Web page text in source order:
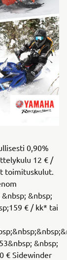
0,90%
12 € /
toimituskulut.
&nbsp;
€ / kk* tai
&nbsp;
€ Sidewinder